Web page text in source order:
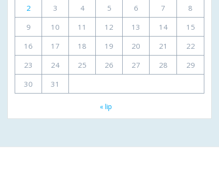
2
3 4 5 6 7
8
9
10 11 12 13 14
15
16
17 18 19 20 21
22
23
24 25 26 27 28
29
30
31
« lip